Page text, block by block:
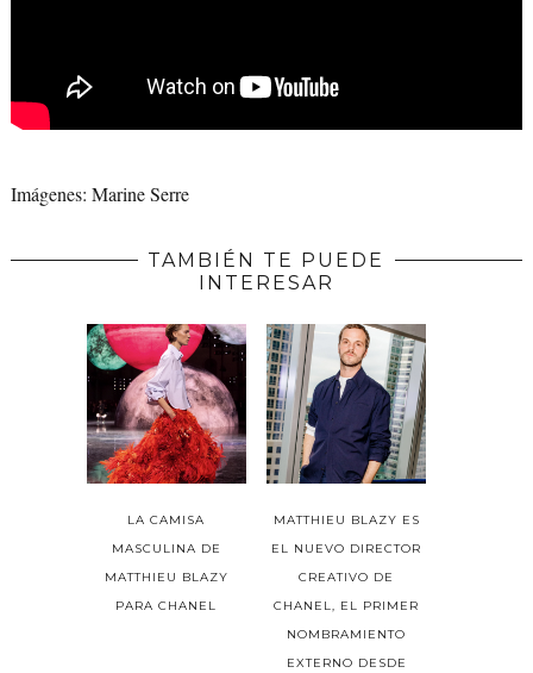
Imágenes: Marine Serre
TAMBIÉN TE PUEDE
INTERESAR
LA CAMISA
MASCULINA DE
MATTHIEU BLAZY
PARA CHANEL
MATTHIEU BLAZY ES
EL NUEVO DIRECTOR
CREATIVO DE
CHANEL, EL PRIMER
NOMBRAMIENTO
EXTERNO DESDE